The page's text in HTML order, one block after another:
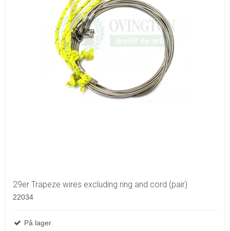
29er Trapeze wires excluding ring and cord (pair)
22034
På lager